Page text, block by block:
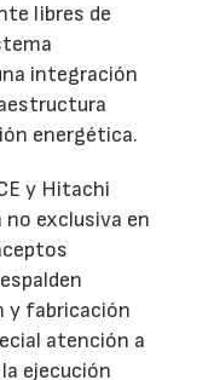
libres de
integración
energética.
y Hitachi
no exclusiva en
y fabricación
atención a
ejecución